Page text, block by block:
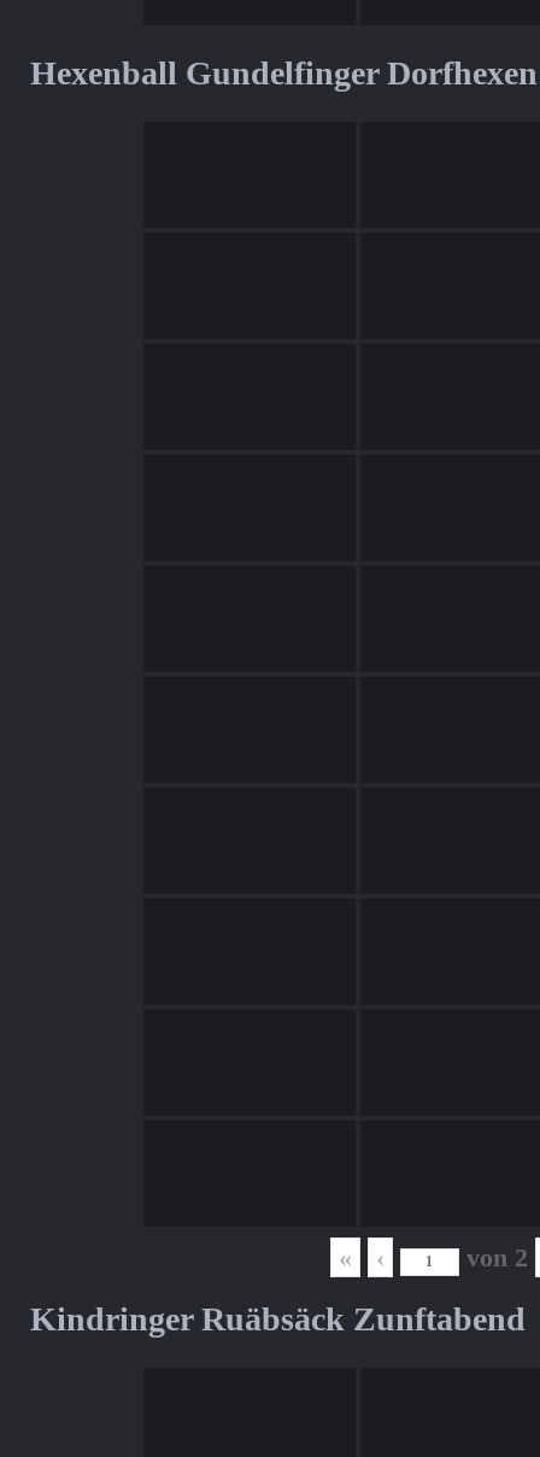
Hexenball Gundelfinger Dorfhexen
« ‹ von 2
Kindringer Ruäbsäck Zunftabend